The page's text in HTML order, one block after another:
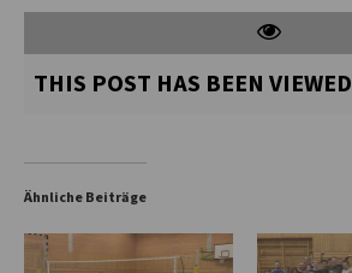
THIS POST HAS BEEN VIEWED
Ähnliche Beiträge